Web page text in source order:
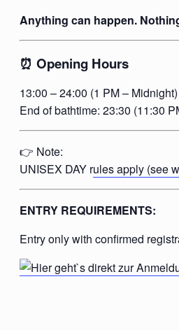
Anything can happen.
⏰ Opening Hours
13:00 – 24:00 (1 PM – Midnight)
End of bathtime: 23:30 (11:30
👉 Note:
UNISEX DAY rules apply (see
ENTRY REQUIREMENTS:
Entry only with confirmed